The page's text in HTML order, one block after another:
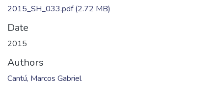
2015_SH_033.pdf(2.72 MB)
Date
2015
Authors
Cantú, Marcos Gabriel